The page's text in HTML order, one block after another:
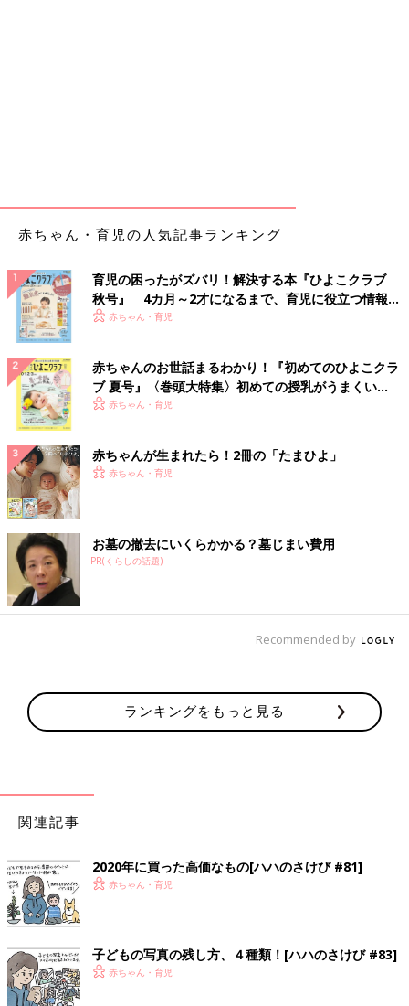
そして同時に、子育てによって成長の喜びも知りました。
がすくすくと成長していくということが、こんなにも喜ばしいこ
ととは知らなかった。
子どもの成長の喜びは、自分の人生の喜び
の大半を占めるようになりました。世の中にある全てのものやイ
ベントが、子どもの成長を際立たせる舞台装置のように見えてく
るほど・・・（ハハのさけび#92参照）。
ようになりました。
も、自分が働き続けることが大事（
くちゃ辛くて、後悔しましたが（笑））
赤ちゃん・育児の人気記事ランキング
育児の困ったがズバリ！解決する本『ひよこクラブ
秋号』 4カ月～2才になるまで、育児に役立つ情報が
いっぱい！
赤ちゃん・育児
赤ちゃんのお世話まるわかり！『初めてのひよこクラ
ブ 夏号』〈巻頭大特集〉初めての授乳がうまくい
く！ おっぱい・ミルクの基本と夏のトラブル 解決テ
赤ちゃん・育児
赤ちゃんが生まれたら！2冊の「たまひよ」
赤ちゃん・育児
お墓の撤去にいくらかかる？墓じまい費用
PR(くらしの話題)
Recommended by
ランキングをもっと見る
関連記事
2020年に買った高価なもの[ハハのさけび #81]
赤ちゃん・育児
子どもの写真の残し方、４種類！[ハハのさけび #83]
赤ちゃん・育児